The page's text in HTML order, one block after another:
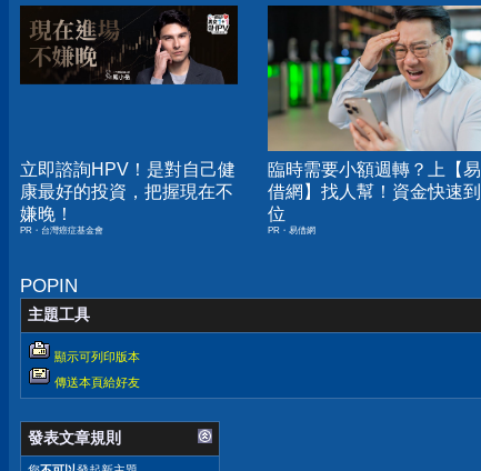
立即諮詢HPV！是對自己健
康最好的投資，把握現在不
嫌晚！
PR・台灣癌症基金會
臨時需要小額週轉？上【易
借網】找人幫！資金快速到
位
PR・易借網
POPIN
主題工具
顯示可列印版本
傳送本頁給好友
發表文章規則